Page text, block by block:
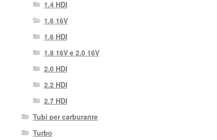
1.4 HDI
1.6 16V
1.6 HDI
1.8 16V e 2.0 16V
2.0 HDI
2.2 HDI
2.7 HDI
Tubi per carburante
Turbo